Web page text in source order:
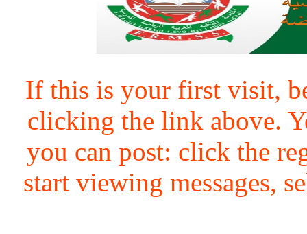
If this is your first visit,
clicking the link above.
you can post: click the
start viewing messages,